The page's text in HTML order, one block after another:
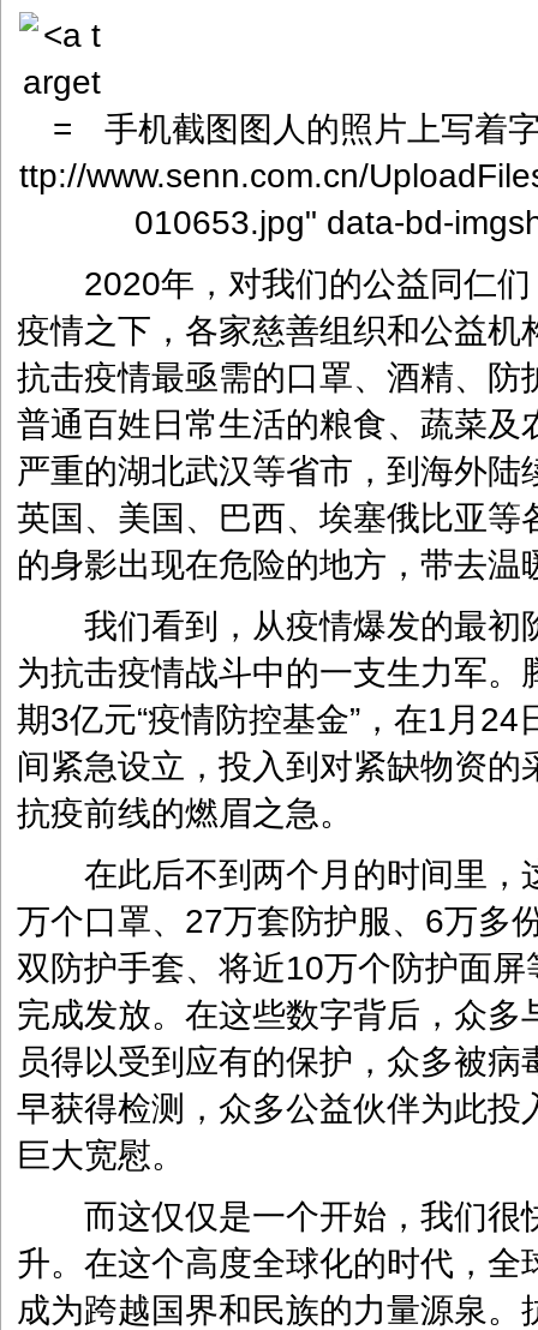
手机截图图人的照片上写着
ttp://www.senn.com.cn/
010653.jpg" data-bd-
2020年，对我们的公益同仁们
疫情之下，各家慈善组织和公益机
抗击疫情最亟需的口罩、酒精、防
普通百姓日常生活的粮食、蔬菜及
严重的湖北武汉等省市，到海外陆
英国、美国、巴西、埃塞俄比亚等
的身影出现在危险的地方，带去温
我们看到，从疫情爆发的最初
为抗击疫情战斗中的一支生力军。
期3亿元“疫情防控基金”，在1月
间紧急设立，投入到对紧缺物资的
抗疫前线的燃眉之急。
在此后不到两个月的时间里，
万个口罩、27万套防护服、6万多
双防护手套、将近10万个防护面
完成发放。在这些数字背后，众多
员得以受到应有的保护，众多被
早获得检测，众多公益伙伴为此投
巨大宽慰。
而这仅仅是一个开始，我们很
升。在这个高度全球化的时代，全
成为跨越国界和民族的力量源泉。